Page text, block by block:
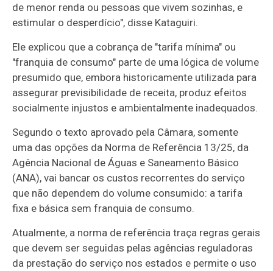
de menor renda ou pessoas que vivem sozinhas, e
estimular o desperdício", disse Kataguiri.
Ele explicou que a cobrança de "tarifa mínima" ou
"franquia de consumo" parte de uma lógica de volume
presumido que, embora historicamente utilizada para
assegurar previsibilidade de receita, produz efeitos
socialmente injustos e ambientalmente inadequados.
Segundo o texto aprovado pela Câmara, somente
uma das opções da Norma de Referência 13/25, da
Agência Nacional de Águas e Saneamento Básico
(ANA), vai bancar os custos recorrentes do serviço
que não dependem do volume consumido: a tarifa
fixa e básica sem franquia de consumo.
Atualmente, a norma de referência traça regras gerais
que devem ser seguidas pelas agências reguladoras
da prestação do serviço nos estados e permite o uso